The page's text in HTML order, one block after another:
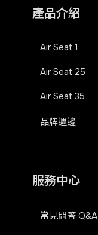
產品介紹
Air Seat 1
Air Seat 25
Air Seat 35
品牌週邊
服務中心
常見問答 Q&A